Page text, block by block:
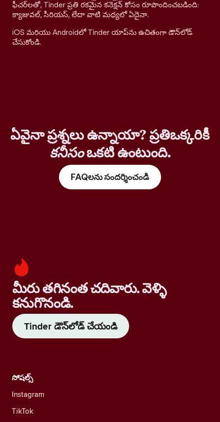
ఫీచర్‌లతో, Tinder ప్రతి రకమైన కనెక్షన్ కోసం రూపొందించబడింది:
క్యాజువల్, సీరియస్, లేదా వాటి మధ్యలో ఏదైనా.
iOS మరియు Androidలో Tinder యాప్‌ను ఉచితంగా డౌన్‌లోడ్
చేసుకోండి.
ఏవైనా ప్రశ్నలు ఉన్నాయా? ప్రతిఒక్కరికీ
కనీసంఒకటి ఉంటుంది.
FAQలను సందర్శించండి
మీరు తగినంత చదివారు. వెళ్ళి
కనుగొనండి.
Tinder డౌన్‌లోడ్ చేయండి
సోషల్స్
Instagram
TikTok